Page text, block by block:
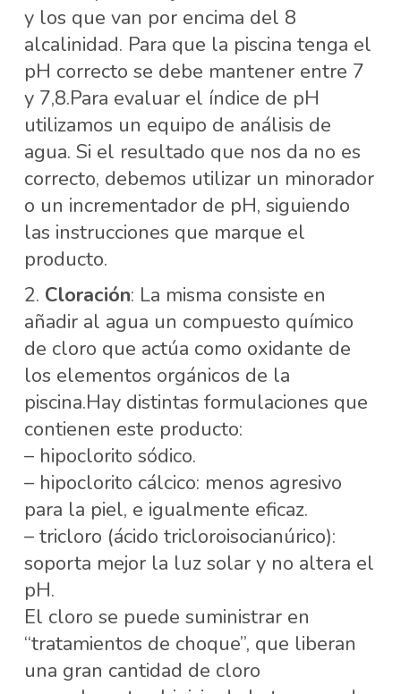
y los que van por encima del 8
alcalinidad. Para que la piscina tenga el
pH correcto se debe mantener entre 7
y 7,8.Para evaluar el índice de pH
utilizamos un equipo de análisis de
agua. Si el resultado que nos da no es
correcto, debemos utilizar un minorador
o un incrementador de pH, siguiendo
las instrucciones que marque el
producto.
Cloración: La misma consiste en
añadir al agua un compuesto químico
de cloro que actúa como oxidante de
los elementos orgánicos de la
piscina.Hay distintas formulaciones que
contienen este producto:
– hipoclorito sódico.
– hipoclorito cálcico: menos agresivo
para la piel, e igualmente eficaz.
– tricloro (ácido tricloroisocianúrico):
soporta mejor la luz solar y no altera el
pH.
El cloro se puede suministrar en
“tratamientos de choque”, que liberan
una gran cantidad de cloro